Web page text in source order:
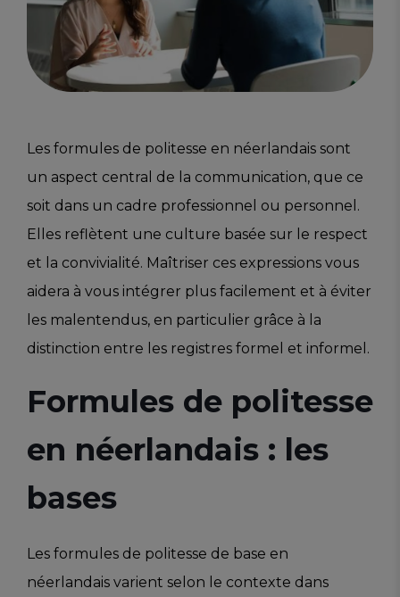
Les formules de politesse en néerlandais sont
un aspect central de la communication, que ce
soit dans un cadre professionnel ou personnel.
Elles reflètent une culture basée sur le respect
et la convivialité. Maîtriser ces expressions vous
aidera à vous intégrer plus facilement et à éviter
les malentendus, en particulier grâce à la
distinction entre les registres formel et informel.
Formules de politesse
en néerlandais : les
bases
Les formules de politesse de base en
néerlandais varient selon le contexte dans